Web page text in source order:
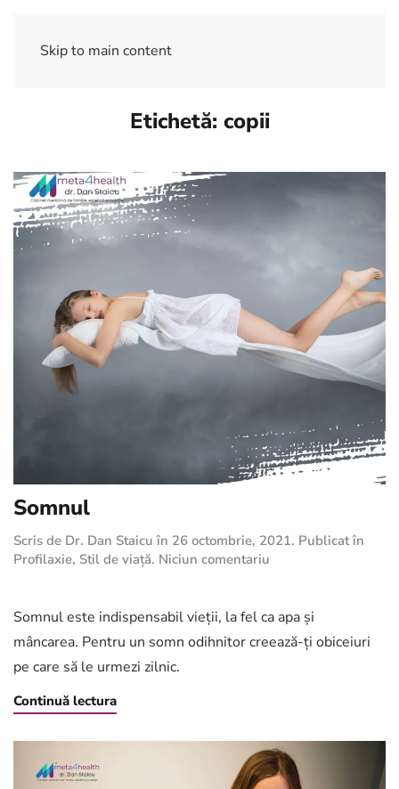
Skip to main content
Etichetă: copii
Somnul
Scris de Dr. Dan Staicu în 26 octombrie, 2021. Publicat în
Profilaxie, Stil de viață. Niciun comentariu
Somnul este indispensabil vieții, la fel ca apa și
mâncarea. Pentru un somn odihnitor creează-ți obiceiuri
pe care să le urmezi zilnic.
Continuă lectura